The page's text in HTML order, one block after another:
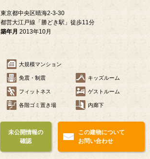
東京都中央区晴海2-3-30
都営大江戸線「勝どき駅」徒歩11分
築年月 2013年10月
大規模マンション
免震・制震 キッズルーム
フィットネス ゲストルーム
各階ゴミ置き場 内廊下
未公開情報の
確認
この建物について
お問い合わせ